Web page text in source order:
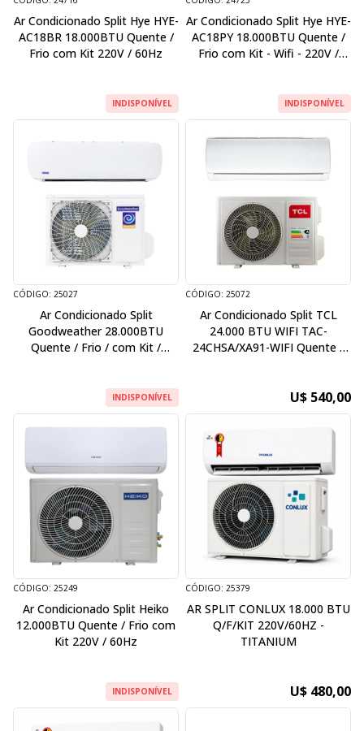
Ar Condicionado Split Hye HYE-
AC18BR 18.000BTU Quente /
Frio com Kit 220V / 60Hz
INDISPONÍVEL
Ar Condicionado Split Hye HYE-
AC18PY 18.000BTU Quente /
Frio com Kit - Wifi - 220V /
INDISPONÍVEL
CÓDIGO: 25027
Ar Condicionado Split
Goodweather 28.000BTU
Quente / Frio / com Kit /
INDISPONÍVEL
CÓDIGO: 25072
Ar Condicionado Split TCL
24.000 BTU WIFI TAC-
24CHSA/XA91-WIFI Quente /
U$ 540,00
CÓDIGO: 25249
Ar Condicionado Split Heiko
12.000BTU Quente / Frio com
Kit 220V / 60Hz
INDISPONÍVEL
CÓDIGO: 25379
AR SPLIT CONLUX 18.000 BTU
Q/F/KIT 220V/60HZ -
TITANIUM
U$ 480,00